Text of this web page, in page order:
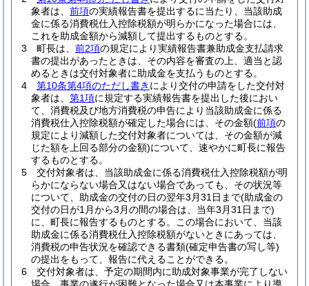
象者は、 前項の実績報告書を提出するに当たり、当該助成
金に係る消費税仕入控除税額が明らかになった場合には、
これを助成金額から減額して提出するものとする。
3
町長は、 前2項の規定により実績報告書兼助成金支払請求
書の提出があったときは、その内容を審査の上、適当と認
めるときは交付対象者に助成金を支払うものとする。
4
第10条第4項のただし書き により交付の申請をした交付対
象者は、 第1項に規定する実績報告書を提出した後におい
て、消費税及び地方消費税の申告により当該助成金に係る
消費税仕入控除税額が確定した場合には、その金額(前項の
規定により減額した交付対象者については、その金額が減
じた額を上回る部分の金額)について、速やかに町長に報告
するものとする。
5
交付対象者は、当該助成金に係る消費税仕入控除税額が明
らかにならない場合又はない場合であっても、その状況等
について、助成金の交付の日の翌年3月31日まで(助成金の
交付の日が1月から3月の間の場合は、当年3月31日まで)
に、町長に報告するものとする。
この場合において、当該
助成金に係る消費税仕入控除税額がないときにあっては、
消費税の申告状況を確認できる書類(確定申告書の写し等)
の提出をもって、報告に代えることができる。
6
交付対象者は、予定の期間内に助成対象事業が完了しない